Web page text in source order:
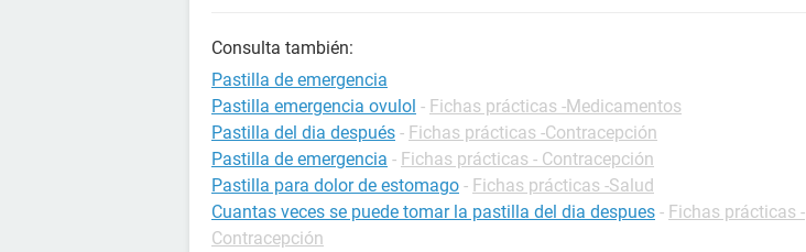
Consulta también:
Pastilla de emergencia
Pastilla emergencia ovulol - Fichas prácticas -Medicamentos
Pastilla del dia después - Fichas prácticas -Contracepción
Pastilla de emergencia - Fichas prácticas - Contracepción
Pastilla para dolor de estomago - Fichas prácticas -Salud
Cuantas veces se puede tomar la pastilla del dia despues - Fichas prácticas -
Contracepción